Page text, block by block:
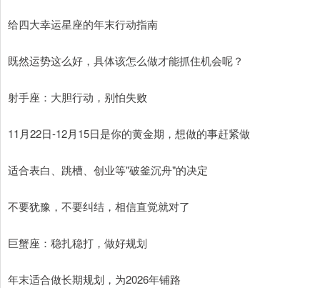
给四大幸运星座的年末行动指南
既然运势这么好，具体该怎么做才能抓住机会呢？
射手座：大胆行动，别怕失败
11月22日-12月15日是你的黄金期，想做的事赶紧做
适合表白、跳槽、创业等"破釜沉舟"的决定
不要犹豫，不要纠结，相信直觉就对了
巨蟹座：稳扎稳打，做好规划
年末适合做长期规划，为2026年铺路